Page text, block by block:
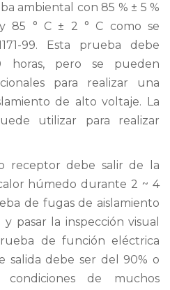
ambiental con 85 % ± 5 %
85 ° C ± 2 ° C como se
99. Esta prueba debe
horas, pero se pueden
para realizar una
de alto voltaje. La
utilizar para realizar
receptor debe salir de la
húmedo durante 2 ~ 4
de fugas de aislamiento
pasar la inspección visual
de función eléctrica
salida debe ser del 90% o
de muchos